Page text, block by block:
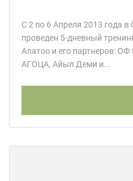
C 2 по 6 Апреля 2013 года
проведен 5-дневный
Алатоо и его партнеров:
АГОЦА, Айыл Деми и...